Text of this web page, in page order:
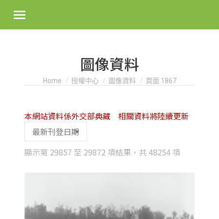
圖像資料
You are here:
Home 授權中心 圖像資料 頁面 1867
顯示第 29857 至 29872 項結果，共 48254 項
本網站資料係外交部典藏 相關資料將陸續更新